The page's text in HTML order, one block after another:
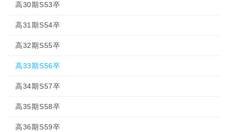
高30期S53卒
高31期S54卒
高32期S55卒
高33期S56卒
高34期S57卒
高35期S58卒
高36期S59卒